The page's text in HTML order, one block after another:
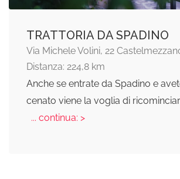
TRATTORIA DA SPADINO
Via Michele Volini, 22
Distanza: 224,8 km
Anche se entrate da Spadino e
cenato viene la voglia di
... continua: >